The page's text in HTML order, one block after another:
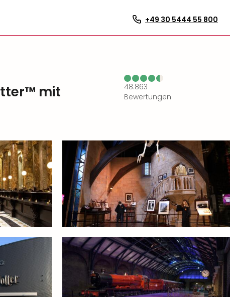
+49 30 5444 55 800
mit
48.863
Bewertungen